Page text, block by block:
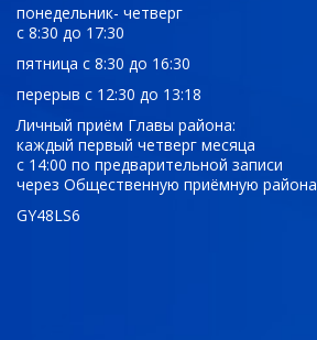
понедельник- четверг
с 8:30 до 17:30
пятница с 8:30 до 16:30
перерыв с 12:30 до 13:18
Личный приём Главы района:
каждый первый четверг месяца
с 14:00 по предварительной записи
через Общественную приёмную района
GY48LS6